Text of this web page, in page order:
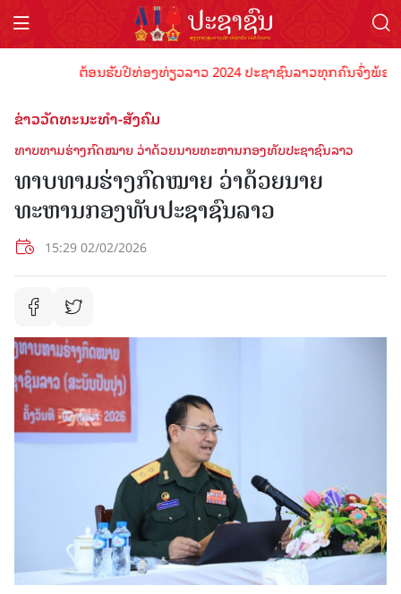
ຕ້ອນຮັບປີທ່ອງທ່ຽວລາວ 2024 ປະຊາຊົນລາວທຸກຄົນຈົ່ງພ້ອມ
ຂ່າວວັດທະນະທຳ-ສັງຄົມ
ທາບທາມຮ່າງກົດໝາຍ ວ່າດ້ວຍນາຍທະຫານກອງທັບປະຊາຊົນລາວ
ທາບທາມຮ່າງກົດໝາຍ ວ່າດ້ວຍນາຍ
ທະຫານກອງທັບປະຊາຊົນລາວ
15:29 02/02/2026